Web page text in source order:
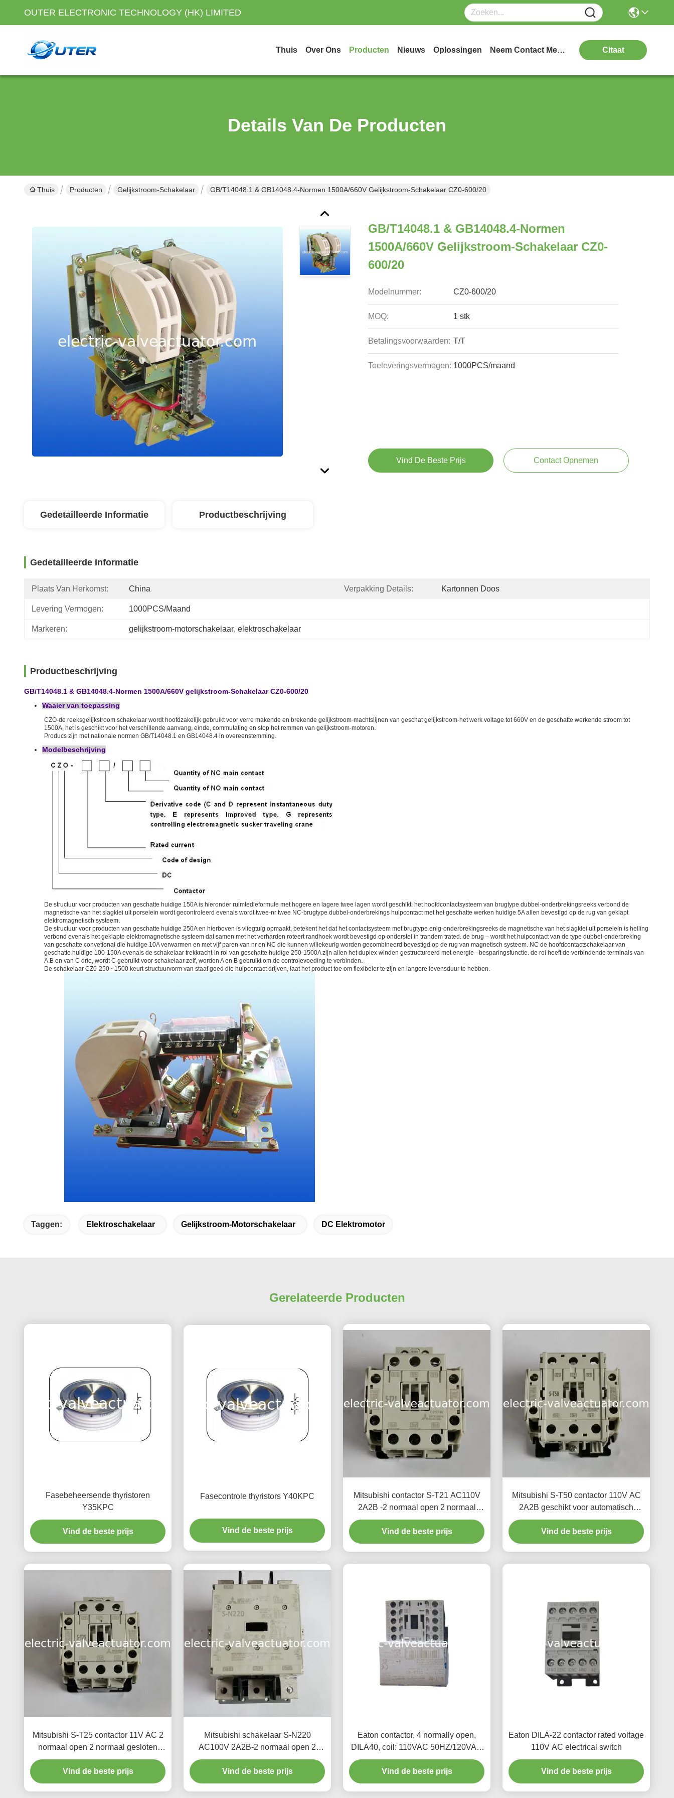
OUTER ELECTRONIC TECHNOLOGY (HK) LIMITED
Thuis Over Ons Producten Nieuws Oplossingen Neem Contact Met Ons Op Citaat
Details Van De Producten
Thuis Producten Gelijkstroom-Schakelaar GB/T14048.1 & GB14048.4-Normen 1500A/660V Gelijkstroom-Schakelaar CZ0-600/20
GB/T14048.1 & GB14048.4-Normen
1500A/660V Gelijkstroom-Schakelaar CZ0-
600/20
Modelnummer: CZ0-600/20
MOQ: 1 stk
Betalingsvoorwaarden: T/T
Toeleveringsvermogen: 1000PCS/maand
Vind De Beste Prijs Contact Opnemen
Gedetailleerde Informatie Productbeschrijving
Gedetailleerde Informatie
Plaats Van Herkomst: China Verpakking Details: Kartonnen Doos
Levering Vermogen: 1000PCS/maand
Markeren: gelijkstroom-motorschakelaar, elektroschakelaar
Productbeschrijving
GB/T14048.1 & GB14048.4-Normen 1500A/660V gelijkstroom-Schakelaar CZ0-600/20
Waaier van toepassing
CZO-de reeksgelijkstroom schakelaar wordt hoofdzakelijk gebruikt voor verre makende en brekende gelijkstroom-machtslijnen van geschat gelijkstroom-het werk voltage tot 660V en de geschatte werkende stroom tot
1500A, het is geschikt voor het verschillende aanvang, einde, commutating en stop het remmen van gelijkstroom-motoren
Producs zijn met nationale normen GB/T14048.1 en GB14048.4 in overeenstemming
Modelbeschrijving
De structuur voor producten van geschatte huidige 150A is hieronder ruimtedieformule met hogere en lagere twee lagen wordt geschikt. het hoofdcontactsysteem van brugtype dubbel-onderbrekingsreeks verbond de
magnetische van het slagklei uit porselein wordt gecontroleerd evenals wordt twee-nr twee NC-brugtype dubbel-onderbrekings hulpcontact met het geschatte werken huidige 5A allen bevestigd op de rug van geklapt
elektromagnetisch systeem
De structuur voor producten van geschatte huidige 250A en hierboven is vliegtuig opmaakt, betekent het dat het contactsysteem met brugtype enig-onderbrekingsreeks de magnetische van het slagklei uit porselein is helling
verbond evenals het geklapte elektromagnetische systeem dat samen met het verharden roteert randhoek wordt bevestigd op onderstel in trandem trated. de brug – wordt het hulpcontact van de type dubbel-onderbreking
van geschatte convetional die huidige 10A verwarmen en met vijf paren van nr en NC die kunnen willekeurig worden gecombineerd bevestigd op de rug van magnetisch systeem. NC de hoofdcontactschakelaar van
geschatte huidige 100-150A evenals de schakelaar trekkracht-in rol van geschatte huidige 250-1500A zijn allen het duplex winden gestructureerd met energie - besparingsfunctie. de rol heeft de verbindende terminals van
A.B en van C drie, wordt C gebruikt voor schakelaar zelf, worden A en B gebruikt om de controlevoeding te verbinden
De schakelaar CZ0-250~ 1500 keurt structuurvorm van staaf goed die hulpcontact drijven, laat het product toe om flexibeler te zijn en langere levensduur te hebben
Taggen: Elektroschakelaar Gelijkstroom-Motorschakelaar DC Elektromotor
Gerelateerde Producten
Fasebeheersende thyristoren
Y35KPC
Vind de beste prijs
Fasecontrole thyristors Y40KPC
Vind de beste prijs
Mitsubishi contactor S-T21 AC110V
2A2B -2 normaal open 2 normaal
gesloten contacten
Vind de beste prijs
Mitsubishi S-T50 contactor 110V AC
2A2B geschikt voor automatisch
besturingssysteem
Vind de beste prijs
Mitsubishi S-T25 contactor 11V AC 2
normaal open 2 normaal gesloten
2A2B type
Vind de beste prijs
Mitsubishi schakelaar S-N220
AC100V 2A2B-2 normaal open 2
normaal gesloten contacten
Vind de beste prijs
Eaton contactor, 4 normally open,
DILA40, coil: 110VAC 50HZ/120VAC
60HZ
Vind de beste prijs
Eaton DILA-22 contactor rated voltage
110V AC electrical switch
Vind de beste prijs